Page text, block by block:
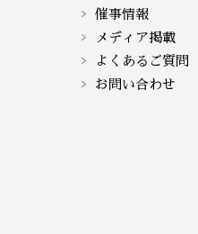
催事情報
メディア掲載
よくあるご質問
お問い合わせ